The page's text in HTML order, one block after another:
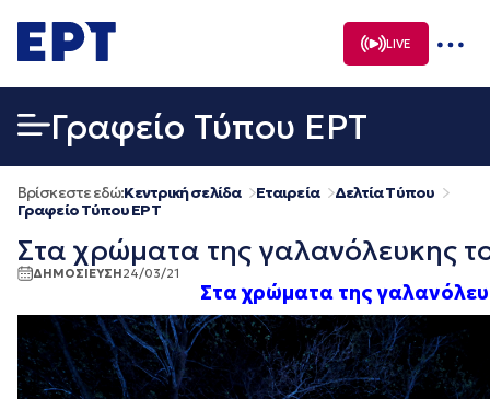
σε
περιεχόμενο
LIVE
Γραφείο Τύπου ΕΡΤ
Βρίσκεστε εδώ:Κεντρική σελίδα Εταιρεία
Δελτία Τύπου
Γραφείο Τύπου ΕΡΤ
Στα χρώματα της γαλανόλευκης
ΔΗΜΟΣΙΕΥΣΗ24/03/21
Στα χρώματα της